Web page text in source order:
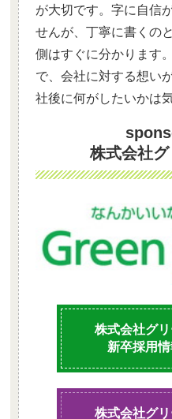
が大切です。字に自信
せんが、丁寧に書くの
側はすぐに分かります
で、会社に対する想い
社後に何がしたいかは
株式会社
株式会社グ
新卒採用
株式会社グ